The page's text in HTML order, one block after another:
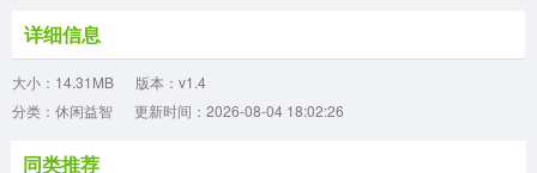
详细信息
大小：14.31MB
版本：v1.4
分类：休闲益智
更新时间：2026-08-04 18:02:26
同类推荐